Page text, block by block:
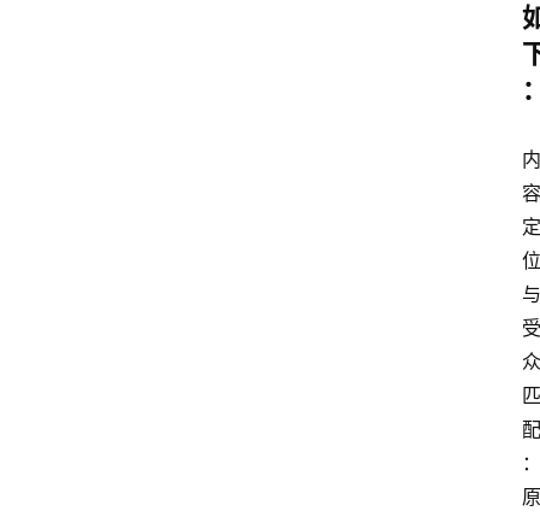
内
容
定
位
与
受
众
匹
配
：
原